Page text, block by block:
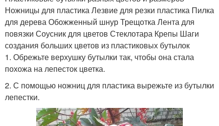
Ножницы для пластика Лезвие для резки пластика Пилка
для дерева Обожженный шнур Трещотка Лента для
повязки Соусник для цветов Стеклотара Крепы Шаги
создания больших цветов из пластиковых бутылок
1. Обрежьте верхушку бутылки так, чтобы она стала
похожа на лепесток цветка.
2. С помощью ножниц для пластика вырежьте из бутылки
лепестки.